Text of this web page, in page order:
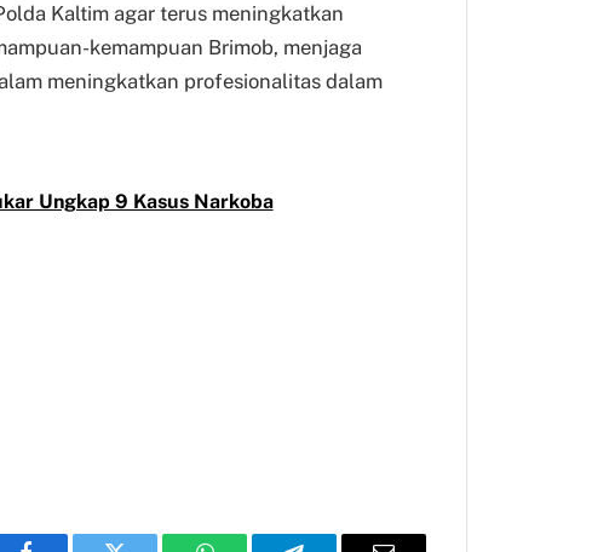
Kaltim agar terus meningkatkan
kemampuan Brimob, menjaga
meningkatkan profesionalitas dalam
Ungkap 9 Kasus Narkoba